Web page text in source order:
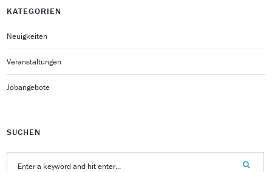
KATEGORIEN
Neuigkeiten
Veranstaltungen
Jobangebote
SUCHEN